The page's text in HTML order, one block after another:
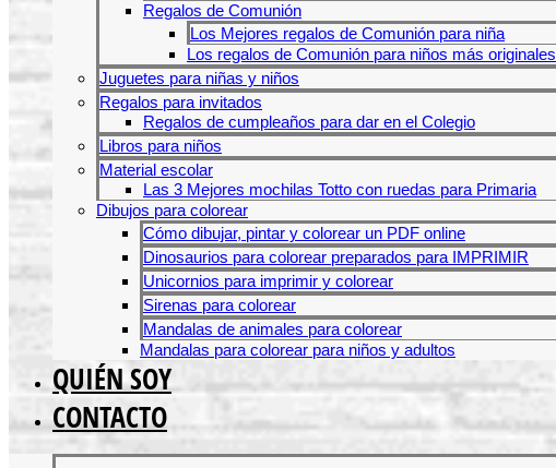
Regalos de Comunión
Los Mejores regalos de Comunión para niña
Los regalos de Comunión para niños más originales
Juguetes para niñas y niños
Regalos para invitados
Regalos de cumpleaños para dar en el Colegio
Libros para niños
Material escolar
Las 3 Mejores mochilas Totto con ruedas para Primaria
Dibujos para colorear
Cómo dibujar, pintar y colorear un PDF online
Dinosaurios para colorear preparados para IMPRIMIR
Unicornios para imprimir y colorear
Sirenas para colorear
Mandalas de animales para colorear
Mandalas para colorear para niños y adultos
QUIÉN SOY
CONTACTO